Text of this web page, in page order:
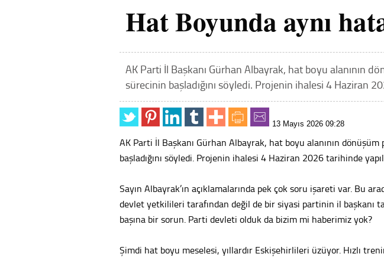
Hat Boyunda aynı
AK Parti İl Başkanı Gürhan Albayrak, hat boyu alanının
sürecinin başladığını söyledi. Projenin ihalesi 4 Haziran
13 Mayıs 2026 09:28
AK Parti İl Başkanı Gürhan Albayrak, hat boyu alanının
başladığını söyledi. Projenin ihalesi 4 Haziran 2026 tarihinde
Sayın Albayrak’ın açıklamalarında pek çok soru işareti var. Bu
devlet yetkilileri tarafından değil de bir siyasi partinin il başkanı
başına bir sorun. Parti devleti olduk da bizim mi haberimiz yok?
Şimdi hat boyu meselesi, yıllardır Eskişehirlileri üzüyor. Hızlı